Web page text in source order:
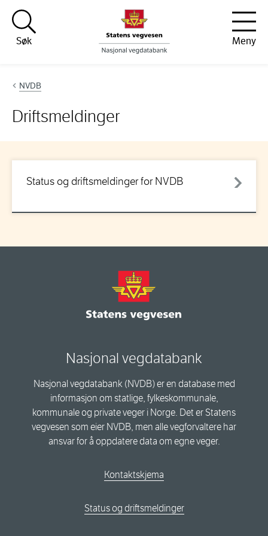
Hopp til innhold
Søk
Meny
NVDB
Driftsmeldinger
Status og driftsmeldinger for NVDB
Nasjonal vegdatabank
Nasjonal vegdatabank (NVDB) er en database med
informasjon om statlige, fylkeskommunale,
kommunale og private veger i Norge. Det er Statens
vegvesen som eier NVDB, men alle vegforvaltere har
ansvar for å oppdatere data om egne veger.
Kontaktskjema
Status og driftsmeldinger